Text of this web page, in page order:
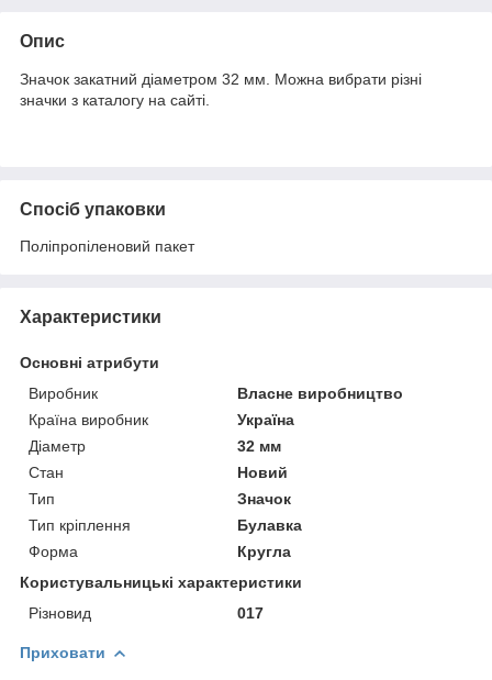
Опис
Значок закатний діаметром 32 мм. Можна вибрати різні
значки з каталогу на сайті.
Спосіб упаковки
Поліпропіленовий пакет
Характеристики
Основні атрибути
Виробник
Власне виробництво
Країна виробник
Україна
Діаметр
32 мм
Стан
Новий
Тип
Значок
Тип кріплення
Булавка
Форма
Кругла
Користувальницькі характеристики
Різновид
017
Приховати